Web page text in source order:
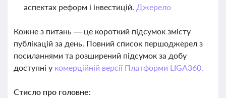
аспектах реформ і інвестицій. Джерело
Кожне з питань — це короткий підсумок змісту
публікацій за день. Повний список першоджерел з
посиланнями та розширений підсумок за добу
доступні у комерційній версії Платформи LIGA360.
Стисло про головне: